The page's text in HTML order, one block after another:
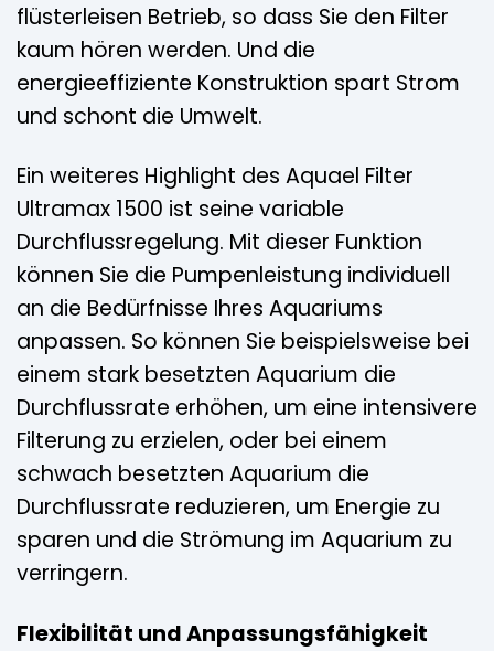
flüsterleisen Betrieb, so dass Sie den Filter
kaum hören werden. Und die
energieeffiziente Konstruktion spart Strom
und schont die Umwelt.
Ein weiteres Highlight des Aquael Filter
Ultramax 1500 ist seine variable
Durchflussregelung. Mit dieser Funktion
können Sie die Pumpenleistung individuell
an die Bedürfnisse Ihres Aquariums
anpassen. So können Sie beispielsweise bei
einem stark besetzten Aquarium die
Durchflussrate erhöhen, um eine intensivere
Filterung zu erzielen, oder bei einem
schwach besetzten Aquarium die
Durchflussrate reduzieren, um Energie zu
sparen und die Strömung im Aquarium zu
verringern.
Flexibilität und Anpassungsfähigkeit